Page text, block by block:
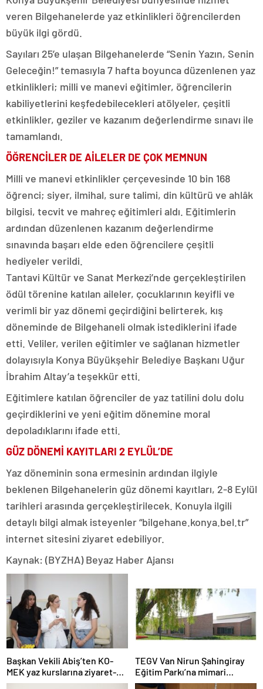
veren Bilgehanelerde yaz etkinlikleri öğrencilerden
büyük ilgi gördü.
Sayıları 25’e ulaşan Bilgehanelerde “Senin Yazın, Senin
Geleceğin!” temasıyla 7 hafta boyunca düzenlenen yaz
etkinlikleri; milli ve manevi eğitimler, öğrencilerin
kabiliyetlerini keşfedebilecekleri atölyeler, çeşitli
etkinlikler, geziler ve kazanım değerlendirme sınavı ile
tamamlandı.
ÖĞRENCİLER DE AİLELER DE ÇOK MEMNUN
Milli ve manevi etkinlikler çerçevesinde 10 bin 168
öğrenci; siyer, ilmihal, sure talimi, din kültürü ve ahlâk
bilgisi, tecvit ve mahreç eğitimleri aldı. Eğitimlerin
ardından düzenlenen kazanım değerlendirme
sınavında başarı elde eden öğrencilere çeşitli
hediyeler verildi.
Tantavi Kültür ve Sanat Merkezi’nde gerçekleştirilen
ödül törenine katılan aileler, çocuklarının keyifli ve
verimli bir yaz dönemi geçirdiğini belirterek, kış
döneminde de Bilgehaneli olmak istediklerini ifade
etti. Veliler, verilen eğitimler ve sağlanan hizmetler
dolayısıyla Konya Büyükşehir Belediye Başkanı Uğur
İbrahim Altay’a teşekkür etti.
Eğitimlere katılan öğrenciler de yaz tatilini dolu dolu
geçirdiklerini ve yeni eğitim dönemine moral
depoladıklarını ifade etti.
GÜZ DÖNEMİ KAYITLARI 2 EYLÜL’DE
Yaz döneminin sona ermesinin ardından ilgiyle
beklenen Bilgehanelerin güz dönemi kayıtları, 2-8 Eylül
tarihleri arasında gerçekleştirilecek. Konuyla ilgili
detaylı bilgi almak isteyenler “bilgehane.konya.bel.tr”
internet sitesini ziyaret edebiliyor.
Kaynak: (BYZHA) Beyaz Haber Ajansı
Başkan Vekili Abiş’ten KO-
MEK yaz kurslarına ziyaret-
Haber Şafak
TEGV Van Nirun Şahingiray
Eğitim Parkı’na mimari
tasarım ödülü- Haber Şafak